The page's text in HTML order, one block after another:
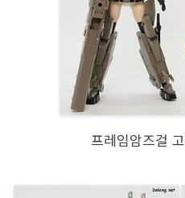
프레임암즈걸